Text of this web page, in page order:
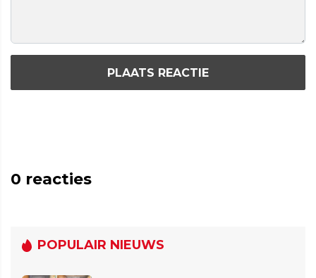
PLAATS REACTIE
0 reacties
POPULAIR NIEUWS